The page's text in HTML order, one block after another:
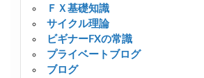
ＦＸ基礎知識
サイクル理論
ビギナーFXの常識
プライベートブログ
ブログ